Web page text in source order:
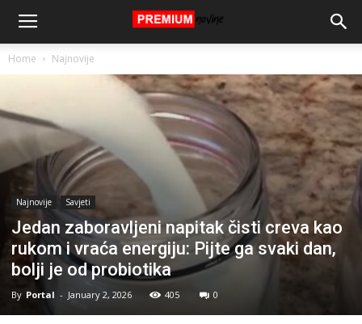
Home Najnovije
Najnovije Savjeti
Jedan zaboravljeni napitak čisti creva kao
rukom i vraća energiju: Pijte ga svaki dan,
bolji je od probiotika
By Portal - January 2, 2026 405 0